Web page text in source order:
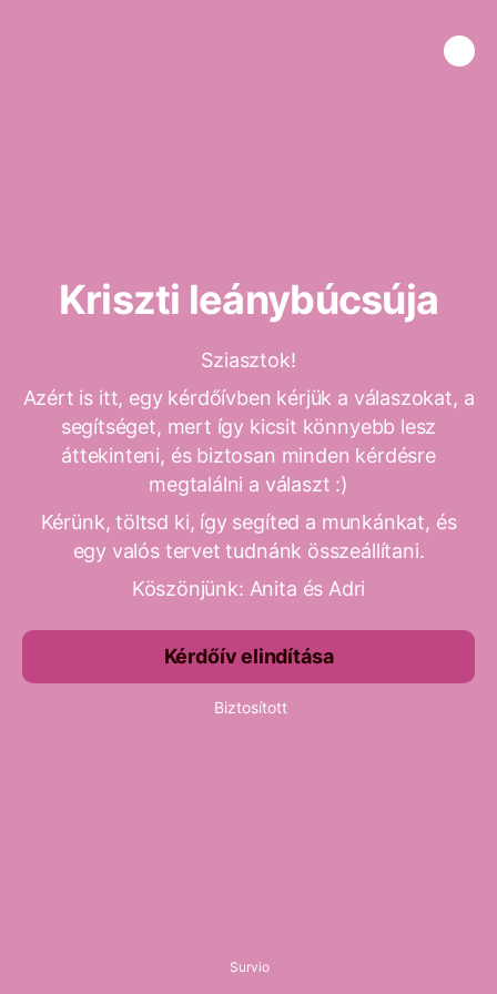
Kriszti leánybúcsúja
Sziasztok!
Azért is itt, egy kérdőívben kérjük a válaszokat, a
segítséget, mert így kicsit könnyebb lesz
áttekinteni, és biztosan minden kérdésre
megtalálni a választ :)
Kérünk, töltsd ki, így segíted a munkánkat, és
egy valós tervet tudnánk összeállítani.
Köszönjünk: Anita és Adri
Kérdőív elindítása
Biztosított
Survio